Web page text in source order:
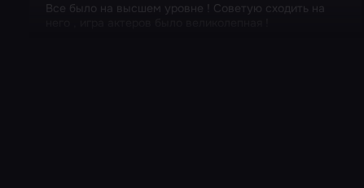
Все было на высшем уровне ! Советую сходить на